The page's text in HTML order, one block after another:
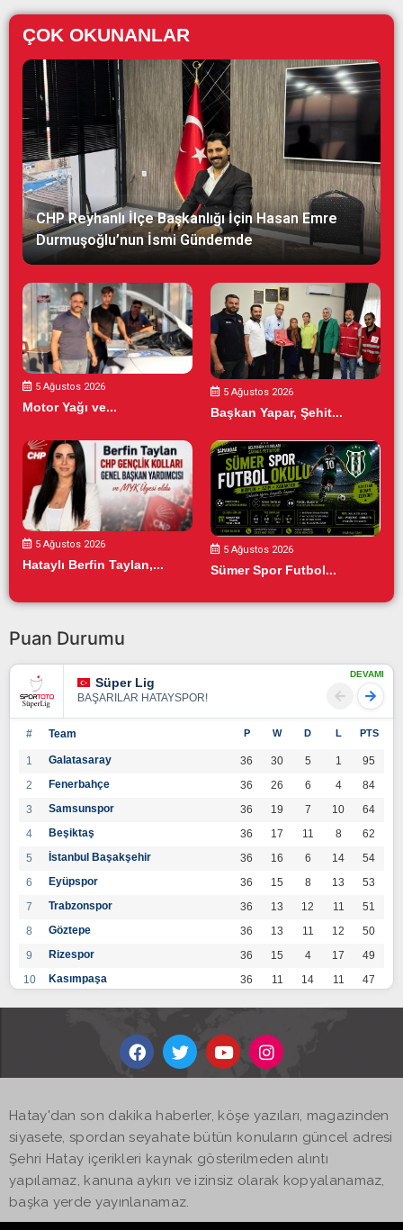
ÇOK OKUNANLAR
CHP Reyhanlı İlçe Başkanlığı İçin Hasan Emre
Durmuşoğlu’nun İsmi Gündemde
5 Ağustos 2026
Motor Yağı ve...
5 Ağustos 2026
Başkan Yapar, Şehit...
5 Ağustos 2026
Hataylı Berfin Taylan,...
5 Ağustos 2026
Sümer Spor Futbol...
Puan Durumu
Süper Lig
BAŞARILAR HATAYSPOR!
DEVAMI
# Team P W D L PTS
1 Galatasaray 36 30 5 1
95
2
Fenerbahçe 36 26 6 4
84
3
Samsunspor 36 19 7 10
64
4
Beşiktaş 36 17 11 8
62
5
İstanbul Başakşehir 36 16 6 14
54
6
Eyüpspor 36 15 8 13
53
7
Trabzonspor 36 13 12 11
51
8
Göztepe 36 13 11 12
50
9
Rizespor 36 15 4 17
49
10
Kasımpaşa 36 11 14 11
47
36 12
14
Kayserispor 36 11 12 13
45
17
Hatayspor 36
19
Adana Demirspor
Hatay'dan son dakika haberler, köşe yazıları, magazinden
siyasete, spordan seyahate bütün konuların güncel adresi
Şehri Hatay içerikleri kaynak gösterilmeden alıntı
yapılamaz, kanuna aykırı ve izinsiz olarak kopyalanamaz,
başka yerde yayınlanamaz.